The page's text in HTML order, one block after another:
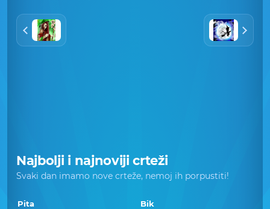
Najbolji i najnoviji crteži
Svaki dan imamo nove crteže, nemoj ih porpustiti!
Pita Bik